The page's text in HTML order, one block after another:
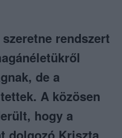
rendszert
de a
A közösen
hogy a